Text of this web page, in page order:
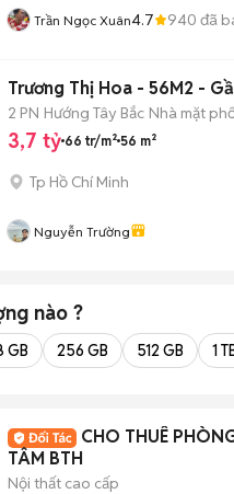
Trần Ngọc Xuân4.7 940 đã
Trương Thị Hoa - 56M2 -
2 PN Hướng Tây Bắc Nhà mặt
3,7 tỷ 66 tr/m² 56 m²
Tp Hồ Chí Minh
Nguyễn Trường
nào ?
GB 256 GB 512 GB 1
CHO THUÊ
TÂM BTH
Nội thất cao cấp